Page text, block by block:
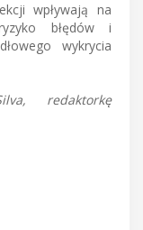
wpływają na
błędów i
wykrycia
redaktorkę